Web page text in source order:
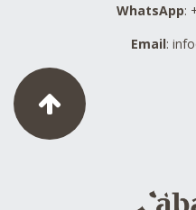
WhatsApp:
Email: